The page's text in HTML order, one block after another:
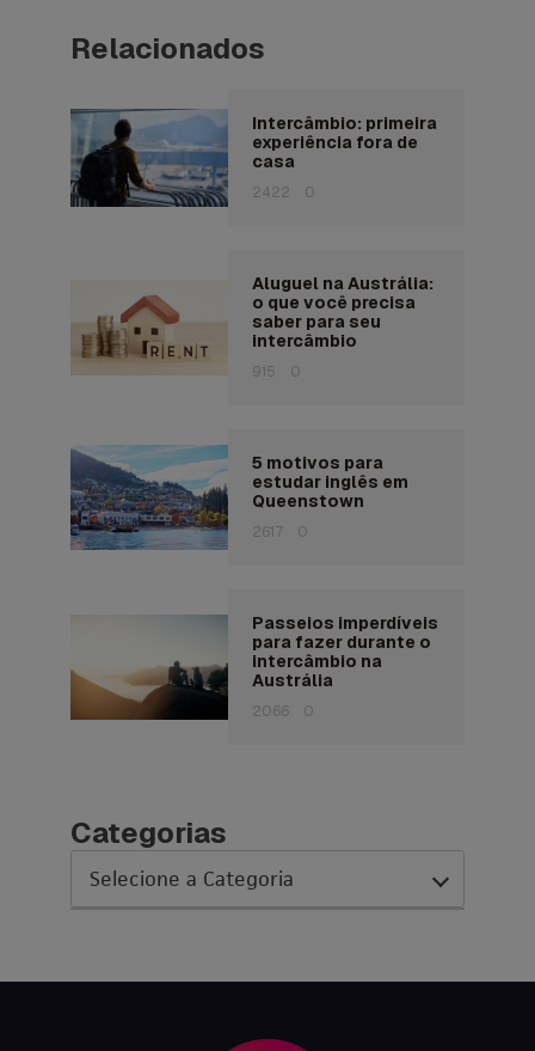
Relacionados
Intercâmbio: primeira
experiência fora de
casa
2422 0
Aluguel na Austrália:
o que você precisa
saber para seu
intercâmbio
915 0
5 motivos para
estudar inglês em
Queenstown
2617 0
Passeios imperdíveis
para fazer durante o
intercâmbio na
Austrália
2066 0
Categorias